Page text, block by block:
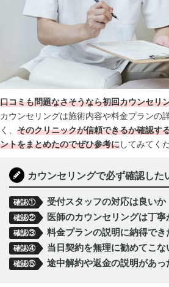
口コミも問題なさそうなら初回カウンセリ
カウンセリングは施術内容や料金プランの
く、 そのクリニックが信頼できるか確認す
ントをまとめたのでぜひ参考にしてみてく
カウンセリングで必ず確認した
確認① 受付スタッフの対応は良いか
確認② 医師のカウンセリングは丁寧
確認③ 料金プランの説明に納得でき
確認④ 当日契約を無理に勧めてこな
確認⑤ 途中解約や返金の説明があっ